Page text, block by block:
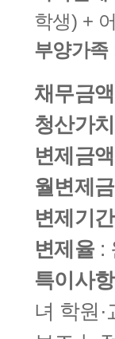
학생) +
부양가족
채무금액
청산가치
변제금액
월변제금
변제기간
변제율 :
특이사항
녀 학원